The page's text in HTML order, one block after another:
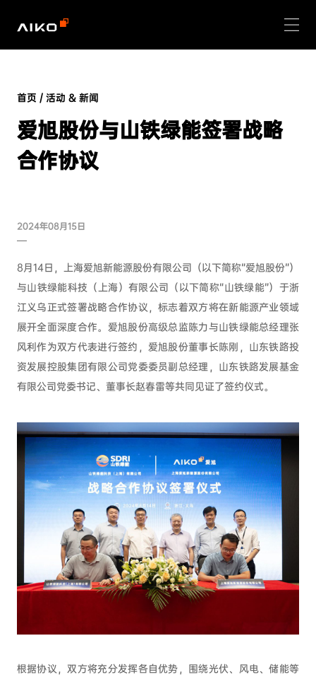
首页 / 活动 & 新闻
爱旭股份与山铁绿能签署战略
合作协议
2024年08月15日
8月14日，上海爱旭新能源股份有限公司（以下简称“爱旭股份”）
与山铁绿能科技（上海）有限公司（以下简称“山铁绿能”）于浙
江义乌正式签署战略合作协议，标志着双方将在新能源产业领域
展开全面深度合作。爱旭股份高级总监陈力与山铁绿能总经理张
风利作为双方代表进行签约，爱旭股份董事长陈刚，山东铁路投
资发展控股集团有限公司党委委员副总经理，山东铁路发展基金
有限公司党委书记、董事长赵春雷等共同见证了签约仪式。
根据协议，双方将充分发挥各自优势，围绕光伏、风电、储能等